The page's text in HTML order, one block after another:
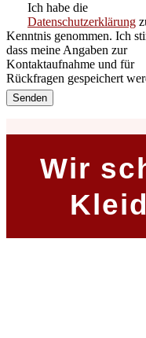
Ich habe die
Datenschutzerklärung
Kenntnis genommen. Ich
dass meine Angaben zur
Kontaktaufnahme und für
Rückfragen gespeichert
Wir